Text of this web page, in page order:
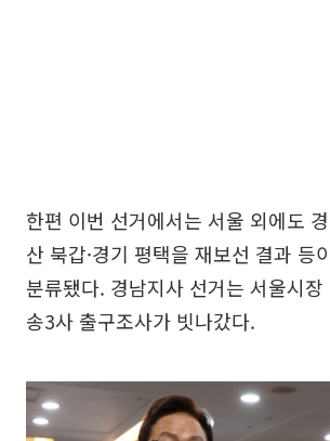
한편 이번 선거에서는 서울 외에도
산 북갑·경기 평택을 재보선 결과 등
분류됐다. 경남지사 선거는 서울시
송3사 출구조사가 빗나갔다.